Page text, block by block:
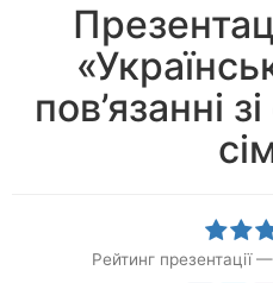
пов’язанні
Рейтинг презентації —